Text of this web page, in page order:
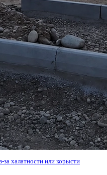
халатности или корысти